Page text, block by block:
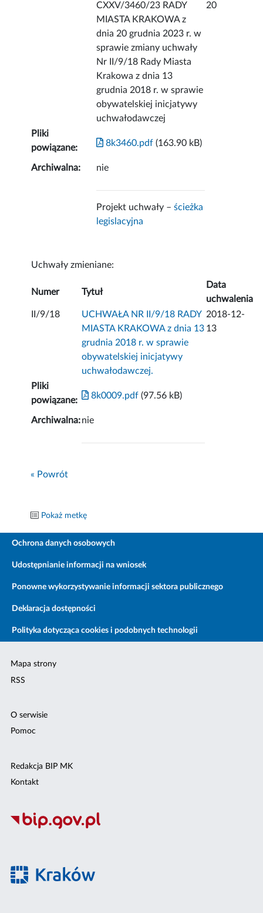
CXXV/3460/23 RADY
MIASTA KRAKOWA z
dnia 20 grudnia 2023 r. w
sprawie zmiany uchwały
Nr II/9/18 Rady Miasta
Krakowa z dnia 13
grudnia 2018 r. w sprawie
obywatelskiej inicjatywy
uchwałodawczej
20
Pliki
powiązane:
8k3460.pdf (163.90 kB)
Archiwalna: nie
Projekt uchwały –ścieżka
legislacyjna
Uchwały zmieniane:
Numer Tytuł
Data
uchwalenia
II/9/18
UCHWAŁA NR II/9/18 RADY
MIASTA KRAKOWA z dnia 13
grudnia 2018 r. w sprawie
obywatelskiej inicjatywy
uchwałodawczej.
2018-12-
13
Pliki
powiązane:
8k0009.pdf (97.56 kB)
Archiwalna:nie
« Powrót
Pokaż metkę
Ochrona danych osobowych
Udostępnianie informacji na wniosek
Ponowne wykorzystywanie informacji sektora publicznego
Deklaracja dostępności
Polityka dotycząca cookies i podobnych technologii
Mapa strony
RSS
O serwisie
Pomoc
Redakcja BIP MK
Kontakt